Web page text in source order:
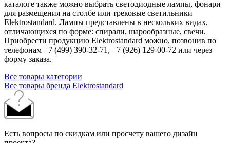
каталоге также можно выбрать светодиодные лампы, фонари
для размещения на столбе или трековые светильники
Elektrostandard. Лампы представлены в нескольких видах,
отличающихся по форме: спирали, шарообразные, свечи.
Приобрести продукцию Elektrostandard можно, позвонив по
телефонам +7 (499) 390-32-71, +7 (926) 129-00-72 или через
форму заказа.
Все товары категории
Все товары бренда Elektrostandard
Есть вопросы по скидкам или просчету вашего дизайн